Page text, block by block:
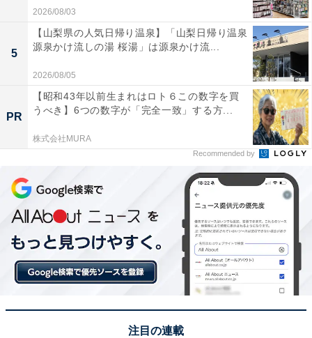
園、帆船型遊具の港の公園…家族で行きたい
大型公園3選
「亀田総合体育館（アスパーク亀田）」はサマー
る新潟市最大級の屋内温水プール
2026/08/03
5
【山梨県の人気日帰り温泉】「山梨日帰り温泉
源泉かけ流しの湯 桜湯」は源泉かけ流...
2026/08/05
PR
【昭和43年以前生まれはロト６この数字を買
うべき】6つの数字が「完全一致」する方...
株式会社MURA
Recommended by
注目の連載